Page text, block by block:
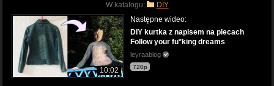
W katalogu: DIY
10:02
Następne wideo:
DIY kurtka z napisem na plecach
Follow your fu*king dreams
leyraablog
720p